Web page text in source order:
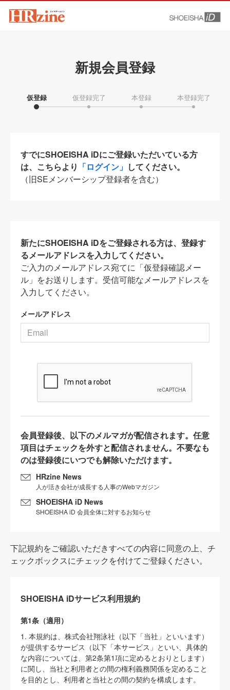
新規会員登録
仮登録 仮登録完了 本登録 本登録完了
すでにSHOEISHA iDにご登録いただいている方
は、こちらより 「ログイン」 してください。
（旧SEメンバーシップ登録者を含む）
新たにSHOEISHA iDをご登録される方は、登録す
るメールアドレスを入力してください。
ご入力のメールアドレス宛てに「仮登録確認メー
ル」をお送りします。受信可能なメールアドレスを
入力してください。
メールアドレス
会員登録後、以下のメルマガが配信されます。任意
項目はチェックを外すと配信されません。不要なも
のは登録後にいつでも解除いただけます。
HRzine News
人が活き会社が成長する人事のWebマガジン
SHOEISHA iD News
SHOEISHA iD 会員全体に対するお知らせ
下記規約をご確認いただきすべての内容に同意の上、チ
ェックボックスにチェックを付けてご登録ください。
SHOEISHA iDサービス利用規約
第1条（適用）
1. 本規約は、株式会社翔泳社（以下「当社」といいます）
が提供するサービス（以下「本サービス」といい、具体的
な内容については、第2条第1項に定めるとおりとします）
に関し、当社と利用者との間の権利義務関係を定めること
を目的とし、利用者と当社との間の契約を構成します。